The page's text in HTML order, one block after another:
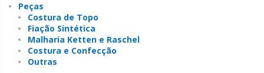
Peças
Costura de Topo
Fiação Sintética
Malharia Ketten e Raschel
Costura e Confecção
Outras